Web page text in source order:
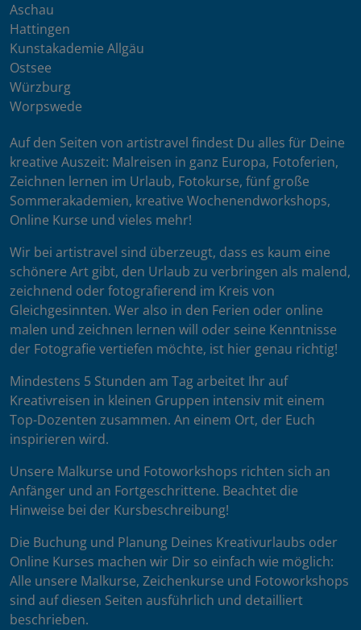
Aschau
Hattingen
Kunstakademie Allgäu
Ostsee
Würzburg
Worpswede
Auf den Seiten von artistravel findest Du alles für Deine
kreative Auszeit: Malreisen in ganz Europa, Fotoferien,
Zeichnen lernen im Urlaub, Fotokurse, fünf große
Sommerakademien, kreative Wochenendworkshops,
Online Kurse und vieles mehr!
Wir bei artistravel sind überzeugt, dass es kaum eine
schönere Art gibt, den Urlaub zu verbringen als malend,
zeichnend oder fotografierend im Kreis von
Gleichgesinnten. Wer also in den Ferien oder online
malen und zeichnen lernen will oder seine Kenntnisse
der Fotografie vertiefen möchte, ist hier genau richtig!
Mindestens 5 Stunden am Tag arbeitet Ihr auf
Kreativreisen in kleinen Gruppen intensiv mit einem
Top-Dozenten zusammen. An einem Ort, der Euch
inspirieren wird.
Unsere Malkurse und Fotoworkshops richten sich an
Anfänger und an Fortgeschrittene. Beachtet die
Hinweise bei der Kursbeschreibung!
Die Buchung und Planung Deines Kreativurlaubs oder
Online Kurses machen wir Dir so einfach wie möglich:
Alle unsere Malkurse, Zeichenkurse und Fotoworkshops
sind auf diesen Seiten ausführlich und detailliert
beschrieben.